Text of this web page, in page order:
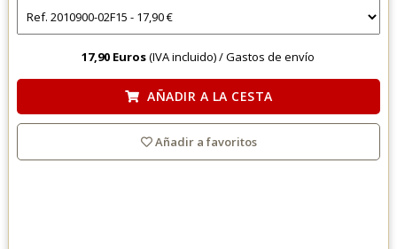
17,90 Euros(IVA incluido) /Gastos de envío
AÑADIR A LA CESTA
Añadir a favoritos